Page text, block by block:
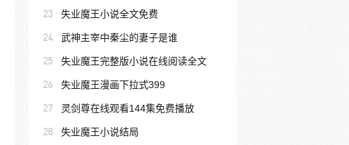
23 失业魔王小说全文免费
24 武神主宰中秦尘的妻子是谁
25 失业魔王完整版小说在线阅读全文
26 失业魔王漫画下拉式399
27 灵剑尊在线观看144集免费播放
28 失业魔王小说结局